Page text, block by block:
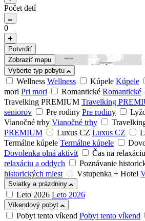
Počet detí
0
Potvrdiť
Zobraziť mapu
Vyberte typ pobytu
Wellness Wellness Kúpele Kúpele
mori Pri mori Romantické Romantické
Travelking PREMIUM Travelking
seniorov
Pre rodiny Pre rodiny
Vianočné trhy Vianočné trhy
PREMIUM
Luxus CZ Luxus CZ
Termálne kúpele Termálne kúpele
Dovolenka plná aktivít
Čas na
relaxáciu a oddych
Poznávanie
historických miest
Vstupenka + Hotel
Sviatky a prázdniny
Leto 2026 Leto 2026
Víkendový pobyt
Pobyt tento víkend Pobyt tento víkend